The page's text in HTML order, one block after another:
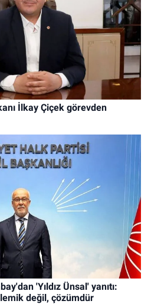
İlkay Çiçek görevden
'Yıldız Ünsal' yanıtı:
değil, çözümdür